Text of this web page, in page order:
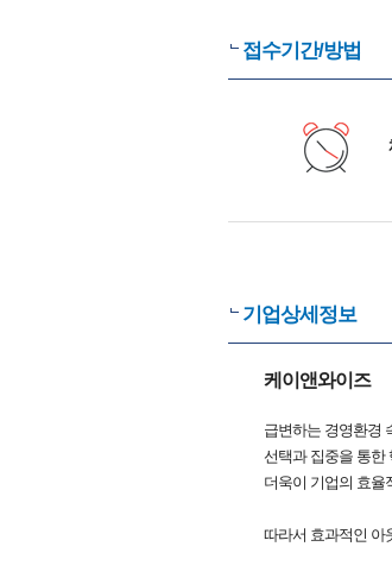
접수기간/방법
기업상세정보
케이앤와이즈
급변하는 경영환경
선택과 집중을 통한
더욱이 기업의 효율
따라서 효과적인 아